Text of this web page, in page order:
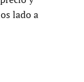
lado a